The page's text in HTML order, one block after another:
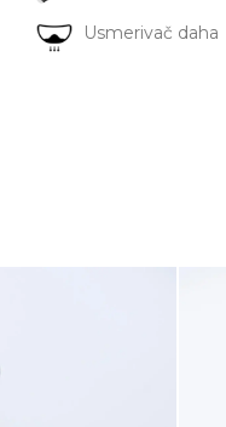
Usmerivač daha